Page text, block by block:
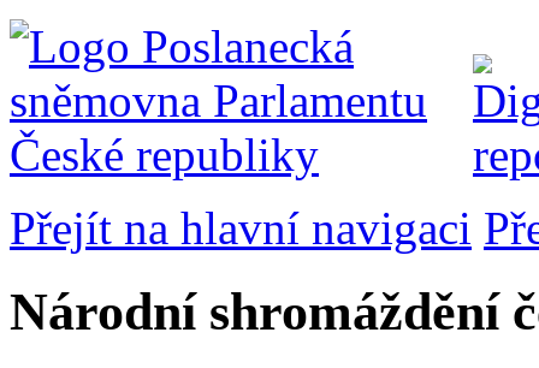
Přejít na hlavní navigaci
Národní shromáždění